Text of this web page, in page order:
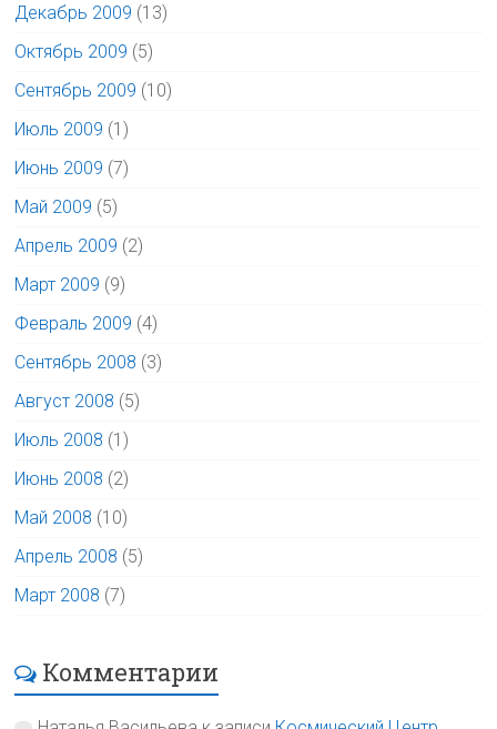
Декабрь 2009 (13)
Октябрь 2009 (5)
Сентябрь 2009 (10)
Июль 2009 (1)
Июнь 2009 (7)
Май 2009 (5)
Апрель 2009 (2)
Март 2009 (9)
Февраль 2009 (4)
Сентябрь 2008 (3)
Август 2008 (5)
Июль 2008 (1)
Июнь 2008 (2)
Май 2008 (10)
Апрель 2008 (5)
Март 2008 (7)
Комментарии